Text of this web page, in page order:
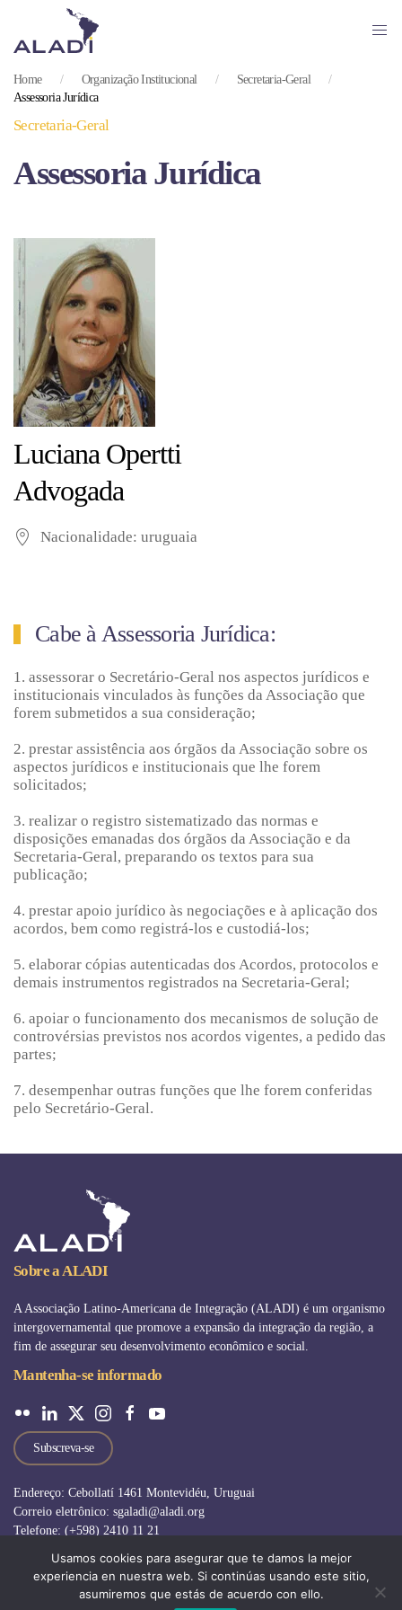
Skip
main
content
Home Organização Institucional
Secretaria-Geral
Assessoria Jurídica
Secretaria-Geral
Assessoria Jurídica
Luciana Opertti
Advogada
Nacionalidade: uruguaia
Cabe à Assessoria Jurídica:
1. assessorar o Secretário-Geral nos aspectos jurídicos e
institucionais vinculados às funções da Associação que
forem submetidos a sua consideração;
2. prestar assistência aos órgãos da Associação sobre os
aspectos jurídicos e institucionais que lhe forem
solicitados;
3. realizar o registro sistematizado das normas e
disposições emanadas dos órgãos da Associação e da
Secretaria-Geral, preparando os textos para sua
publicação;
4. prestar apoio jurídico às negociações e à aplicação dos
acordos, bem como registrá-los e custodiá-los;
5. elaborar cópias autenticadas dos Acordos, protocolos e
demais instrumentos registrados na Secretaria-Geral;
6. apoiar o funcionamento dos mecanismos de solução de
controvérsias previstos nos acordos vigentes, a pedido das
partes;
7. desempenhar outras funções que lhe forem conferidas
pelo Secretário-Geral.
Sobre a ALADI
A Associação Latino-Americana de Integração (ALADI) é um organismo
intergovernamental que promove a expansão da integração da região, a
fim de assegurar seu desenvolvimento econômico e social.
Mantenha-se informado
Subscreva-se
Endereço: Cebollatí 1461 Montevidéu, Uruguai
Correio eletrônico: sgaladi@aladi.org
Telefone: (+598) 2410 11 21
Aviso jurídico|Perguntas frequentes|
Outros sitios da ALADI|Oportunidades de trabalho
Usamos cookies para asegurar que te damos la mejor
experiencia en nuestra web. Si continúas usando este sitio,
asumiremos que estás de acuerdo con ello.